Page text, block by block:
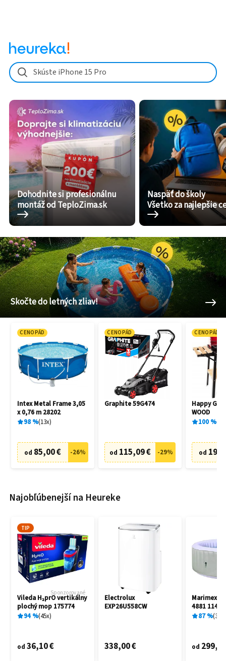
Skúste iPhone 15 Pro
Dohodnite si profesionálnu
montáž od TeploZima.sk
Naspäť do školy
Všetko za najlepšie
Skočte do letných zliav!
CENOPÁD
Intex Metal Frame 3,05
x 0,76 m 28202
98% 13x
od 85,00 € -26%
CENOPÁD
Graphite 59G474
od 115,09 € -29%
CENOPÁD
Happy
WOOD
100%
od
Najobľúbenejší na Heureke
TIP
Sponzorované
Vileda H₂prO vertikálny
plochý mop 175774
94% 45x
od 36,10 €
Electrolux
EXP26U558CW
338,00 €
Marimex
4881
87% 3
od